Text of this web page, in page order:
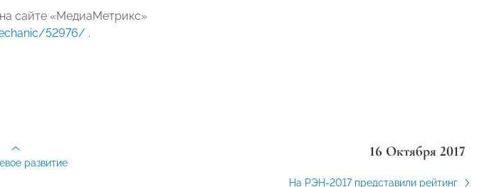
сайте «МедиаМетрикс»
52976/ .
16 Октября 2017
На РЭН-2017 представили рейтинг
развитие